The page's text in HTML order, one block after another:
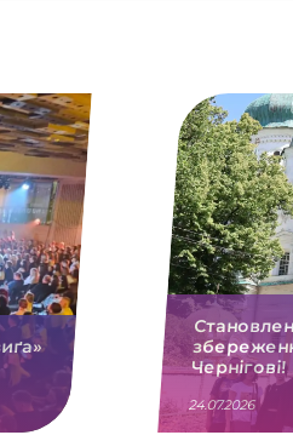
Чернігові!
24.07.2026